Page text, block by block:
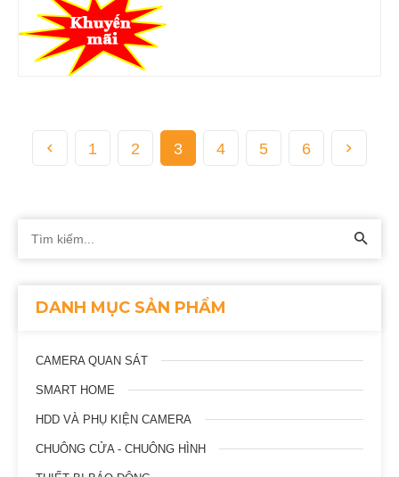
DANH MỤC SẢN PHẨM
CAMERA QUAN SÁT
SMART HOME
HDD VÀ PHỤ KIỆN CAMERA
CHUÔNG CỬA - CHUÔNG HÌNH
1 2 3 4 5 6